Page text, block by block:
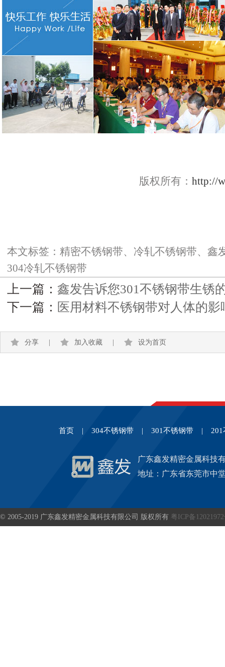
版权所有： http://
本文标签： 精密不锈钢带、冷轧不锈钢带、鑫
304冷轧不锈钢带
上一篇： 鑫发告诉您301不锈钢带生锈
下一篇： 医用材料不锈钢带对人体的影
分享 加入收藏 设为首页
首页 | 304不锈钢带 | 301不锈钢带 |
广东鑫发精密金属科技
地址：广东省东莞市中
© 2005-2019 广东鑫发精密金属科技有限公司 版权所有 粤ICP备